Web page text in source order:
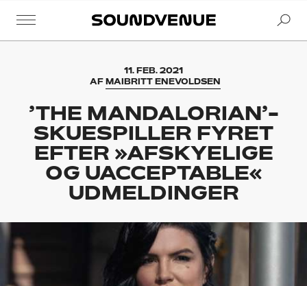
Soundvenue
11. FEB. 2021
AF MAIBRITT ENEVOLDSEN
’THE MANDALORIAN’-
SKUESPILLER FYRET
EFTER »AFSKYELIGE
OG UACCEPTABLE«
UDMELDINGER